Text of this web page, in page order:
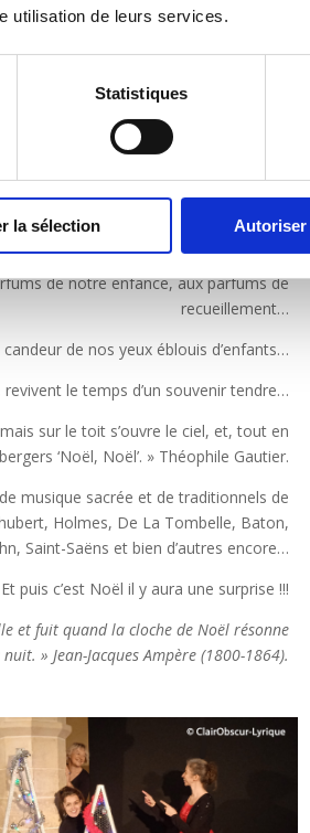
utilisation de leurs services.
Statistiques
la sélection Autoriser
MUSEE D’ART ET D’HISTOIRE
86 86 86 et accueil.musees@langres.fr
Tarifs : Compris dans le billet d’entrée
les étoiles. » Guillaume APOLLINAIRE
aux éclats de rires, aux espérances
de notre enfance, aux parfums de
recueillement…
de nos yeux éblouis d’enfants…
le temps d’un souvenir tendre…
sur le toit s’ouvre le ciel, et, tout en
‘Noël, Noël’. » Théophile Gautier.
musique sacrée et de traditionnels de
Holmes, De La Tombelle, Baton,
Saint-Saëns et bien d’autres encore…
Et puis c’est Noël il y aura une surprise !!!
et fuit quand la cloche de Noël résonne
» Jean-Jacques Ampère (1800-1864).